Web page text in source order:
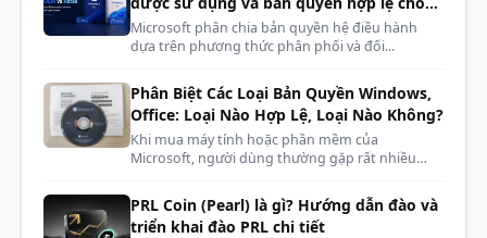
phòng máy, dàn net, cyber
Microsoft phân chia bản quyền hệ điều hành
dựa trên phương thức phân phối và đối...
Phân Biệt Các Loại Bản Quyền Windows,
Office: Loại Nào Hợp Lệ, Loại Nào Không?
Khi mua máy tính hoặc phần mềm của
Microsoft, người dùng thường gặp rất nhiều
PRL Coin (Pearl) là gì? Hướng dẫn đào và
triển khai đào PRL chi tiết